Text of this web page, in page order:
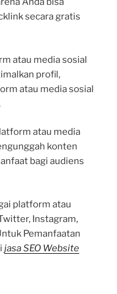
secara gratis
atau media sosial
profil,
atau media sosial
atau media
konten
bagi audiens
platform atau
Instagram,
Pemanfaatan
jasa SEO Website